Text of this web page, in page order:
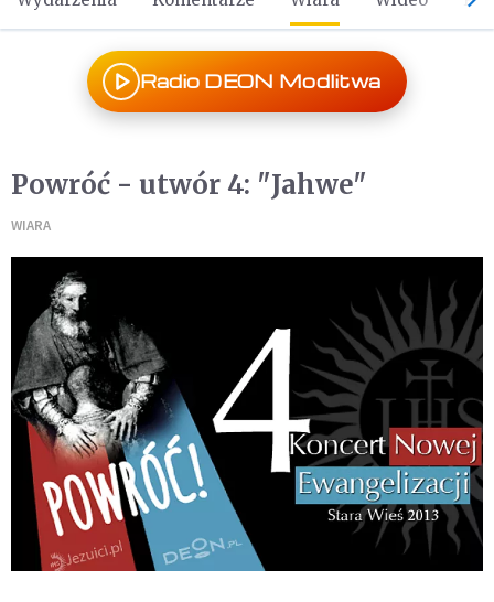
Radio DEON Modlitwa
Powróć - utwór 4: "Jahwe"
WIARA